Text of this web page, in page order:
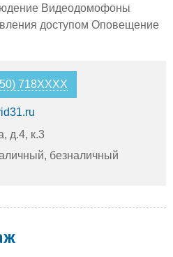
Видеодомофоны
доступом Оповещение
718XXXX
д.4, к.3
безналичный